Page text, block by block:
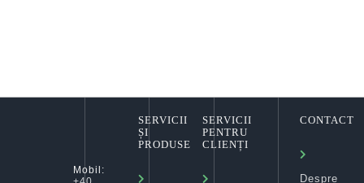
Mobil:
SERVICII
ȘI
PRODUSE
SERVICII
PENTRU
CLIENȚI
CONTACT
Despre